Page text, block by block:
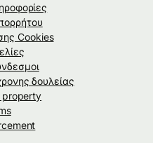
Cookies
δουλείας
property